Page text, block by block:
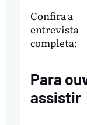
Confira a
entrevista
completa:
Para
assistir